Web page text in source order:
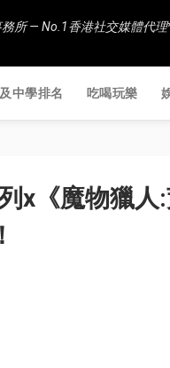
所 — No.1香港社交媒體代
中學排名 吃喝玩樂
x《魔物獵